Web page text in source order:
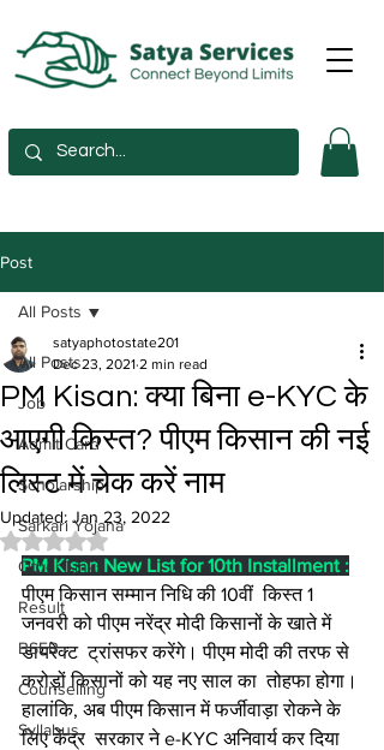
Post
All Posts
Job
Admit Card
Scholarship
Sarkari Yojana
Other Links
Result
BSEB
Counselling
Syllabus
All Posts
PM Kisan: क्या बिना e-KYC के
आएगी किस्त? पीएम किसान की नई
लिस्ट में चेक करें नाम
satyaphotostate201
Dec 23, 2021 2 min read
Updated:Jan 23, 2022
Rated NaN out of 5 stars.
PM Kisan New List for 10th Installment :
पीएम किसान सम्मान निधि की 10वीं  किस्त 1
जनवरी को पीएम नरेंद्र मोदी किसानों के खाते में
डायरेक्ट  ट्रांसफर करेंगे। पीएम मोदी की तरफ से
करोड़ों किसानों को यह नए साल का  तोहफा होगा।
हालांकि, अब पीएम किसान में फर्जीवाड़ा रोकने के
लिए केंद्र  सरकार ने e-KYC अनिवार्य कर दिया